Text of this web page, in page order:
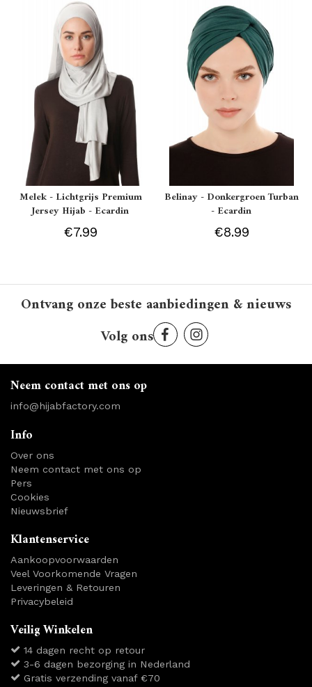
Melek - Lichtgrijs Premium
Jersey Hijab - Ecardin
€7.99
Belinay - Donkergroen Turban
- Ecardin
€8.99
Ontvang onze beste aanbiedingen & nieuws
Volg ons
Neem contact met ons op
info@hijabfactory.com
Info
Over ons
Neem contact met ons op
Pers
Cookies
Nieuwsbrief
Klantenservice
Aankoopvoorwaarden
Veel Voorkomende Vragen
Leveringen & Retouren
Privacybeleid
Veilig Winkelen
14 dagen recht op retour
3-6 dagen bezorging in Nederland
Gratis verzending vanaf €70